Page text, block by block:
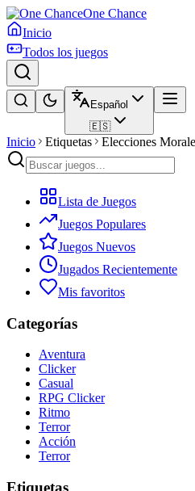
One Chance
Inicio
Todos los juegos
Español
🇪🇸
Inicio Etiquetas Elecciones
Lista de Juegos
Juegos Populares
Juegos Nuevos
Jugados Recientemente
Mis favoritos
Categorías
Aventura
Clicker
Casual
RPG Clicker
Ritmo
Terror
Acción
Terror
Etiquetas